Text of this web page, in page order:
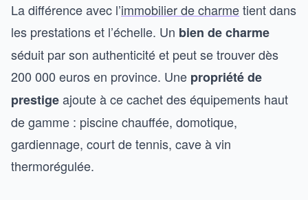
La différence avec l’immobilier de charmetient dans
les prestations et l’échelle. Un bien de charme
séduit par son authenticité et peut se trouver dès
200 000 euros en province. Une propriété de
prestigeajoute à ce cachet des équipements haut
de gamme : piscine chauffée, domotique,
gardiennage, court de tennis, cave à vin
thermorégulée.